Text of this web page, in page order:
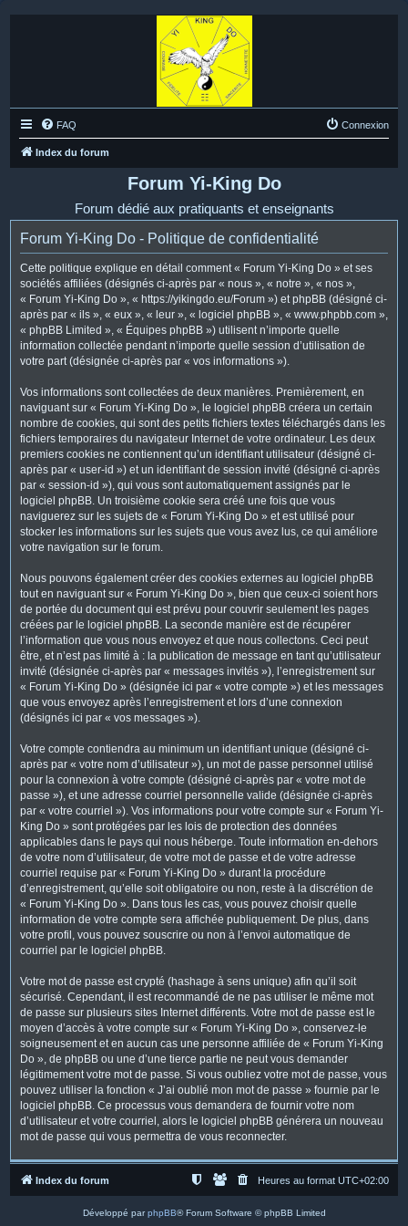
FAQ Connexion
Index du forum
Forum Yi-King Do
Forum dédié aux pratiquants et enseignants
Forum Yi-King Do - Politique de confidentialité
Cette politique explique en détail comment « Forum Yi-King Do » et ses
sociétés affiliées (désignés ci-après par « nous », « notre », « nos »,
« Forum Yi-King Do », « https://yikingdo.eu/Forum ») et phpBB (désigné ci-
après par « ils », « eux », « leur », « logiciel phpBB », « www.phpbb.com »,
« phpBB Limited », « Équipes phpBB ») utilisent n’importe quelle
information collectée pendant n’importe quelle session d’utilisation de
votre part (désignée ci-après par « vos informations »).
Vos informations sont collectées de deux manières. Premièrement, en
naviguant sur « Forum Yi-King Do », le logiciel phpBB créera un certain
nombre de cookies, qui sont des petits fichiers textes téléchargés dans les
fichiers temporaires du navigateur Internet de votre ordinateur. Les deux
premiers cookies ne contiennent qu’un identifiant utilisateur (désigné ci-
après par « user-id ») et un identifiant de session invité (désigné ci-après
par « session-id »), qui vous sont automatiquement assignés par le
logiciel phpBB. Un troisième cookie sera créé une fois que vous
naviguerez sur les sujets de « Forum Yi-King Do » et est utilisé pour
stocker les informations sur les sujets que vous avez lus, ce qui améliore
votre navigation sur le forum.
Nous pouvons également créer des cookies externes au logiciel phpBB
tout en naviguant sur « Forum Yi-King Do », bien que ceux-ci soient hors
de portée du document qui est prévu pour couvrir seulement les pages
créées par le logiciel phpBB. La seconde manière est de récupérer
l’information que vous nous envoyez et que nous collectons. Ceci peut
être, et n’est pas limité à : la publication de message en tant qu’utilisateur
invité (désignée ci-après par « messages invités »), l’enregistrement sur
« Forum Yi-King Do » (désignée ici par « votre compte ») et les messages
que vous envoyez après l’enregistrement et lors d’une connexion
(désignés ici par « vos messages »).
Votre compte contiendra au minimum un identifiant unique (désigné ci-
après par « votre nom d’utilisateur »), un mot de passe personnel utilisé
pour la connexion à votre compte (désigné ci-après par « votre mot de
passe »), et une adresse courriel personnelle valide (désignée ci-après
par « votre courriel »). Vos informations pour votre compte sur « Forum Yi-
King Do » sont protégées par les lois de protection des données
applicables dans le pays qui nous héberge. Toute information en-dehors
de votre nom d’utilisateur, de votre mot de passe et de votre adresse
courriel requise par « Forum Yi-King Do » durant la procédure
d’enregistrement, qu’elle soit obligatoire ou non, reste à la discrétion de
« Forum Yi-King Do ». Dans tous les cas, vous pouvez choisir quelle
information de votre compte sera affichée publiquement. De plus, dans
votre profil, vous pouvez souscrire ou non à l’envoi automatique de
courriel par le logiciel phpBB.
Votre mot de passe est crypté (hashage à sens unique) afin qu’il soit
sécurisé. Cependant, il est recommandé de ne pas utiliser le même mot
de passe sur plusieurs sites Internet différents. Votre mot de passe est le
moyen d’accès à votre compte sur « Forum Yi-King Do », conservez-le
soigneusement et en aucun cas une personne affiliée de « Forum Yi-King
Do », de phpBB ou une d’une tierce partie ne peut vous demander
légitimement votre mot de passe. Si vous oubliez votre mot de passe, vous
pouvez utiliser la fonction « J’ai oublié mon mot de passe » fournie par le
logiciel phpBB. Ce processus vous demandera de fournir votre nom
d’utilisateur et votre courriel, alors le logiciel phpBB générera un nouveau
mot de passe qui vous permettra de vous reconnecter.
Index du forum Heures au format UTC+02:00
Développé parphpBB® Forum Software © phpBB Limited